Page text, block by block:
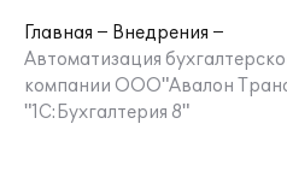
Главная
Внедрения
Автоматизация
компании ООО"Авалон
"1С:Бухгалтерия 8"